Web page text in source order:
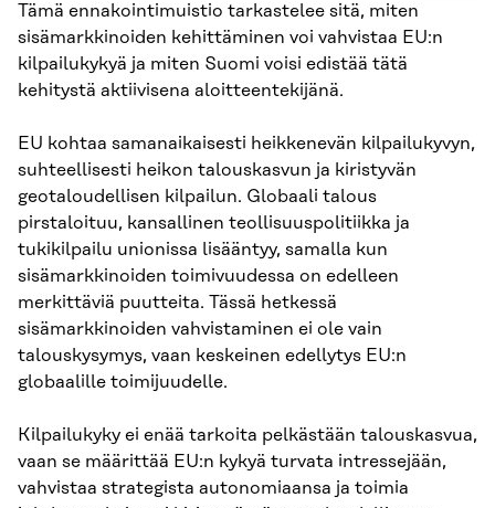
Tämä ennakointimuistio tarkastelee sitä, miten
sisämarkkinoiden kehittäminen voi vahvistaa EU:n
kilpailukykyä ja miten Suomi voisi edistää tätä
kehitystä aktiivisena aloitteentekijänä.
EU kohtaa samanaikaisesti heikkenevän kilpailukyvyn,
suhteellisesti heikon talouskasvun ja kiristyvän
geotaloudellisen kilpailun. Globaali talous
pirstaloituu, kansallinen teollisuuspolitiikka ja
tukikilpailu unionissa lisääntyy, samalla kun
sisämarkkinoiden toimivuudessa on edelleen
merkittäviä puutteita. Tässä hetkessä
sisämarkkinoiden vahvistaminen ei ole vain
talouskysymys, vaan keskeinen edellytys EU:n
globaalille toimijuudelle.
Kilpailukyky ei enää tarkoita pelkästään talouskasvua,
vaan se määrittää EU:n kykyä turvata intressejään,
vahvistaa strategista autonomiaansa ja toimia